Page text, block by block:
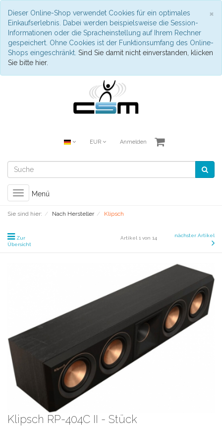
×
Dieser Online-Shop verwendet Cookies für ein optimales
Einkaufserlebnis. Dabei werden beispielsweise die Session-
Informationen oder die Spracheinstellung auf Ihrem Rechner
gespeichert. Ohne Cookies ist der Funktionsumfang des Online-
Shops eingeschränkt. Sind Sie damit nicht einverstanden, klicken
Sie bitte hier.
EUR Anmelden
Toggle
navigation
Menü
Sie sind hier: Nach Hersteller Klipsch
Zur
Übersicht
Artikel 1 von 14 nächster Artikel
Klipsch RP-404C II - Stück